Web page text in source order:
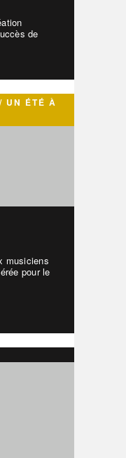
de
UN ÉTÉ À
musiciens
pour le